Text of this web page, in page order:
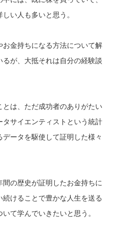
い人も多いと思う。
金持ちになる方法について解
が、大抵それは自分の経験談
とは、ただ成功者のありがたい
サイエンティストという統計
ータを駆使して証明した様々
の歴史が証明したお金持ちに
けることで豊かな人生を送る
て学んでいきたいと思う。